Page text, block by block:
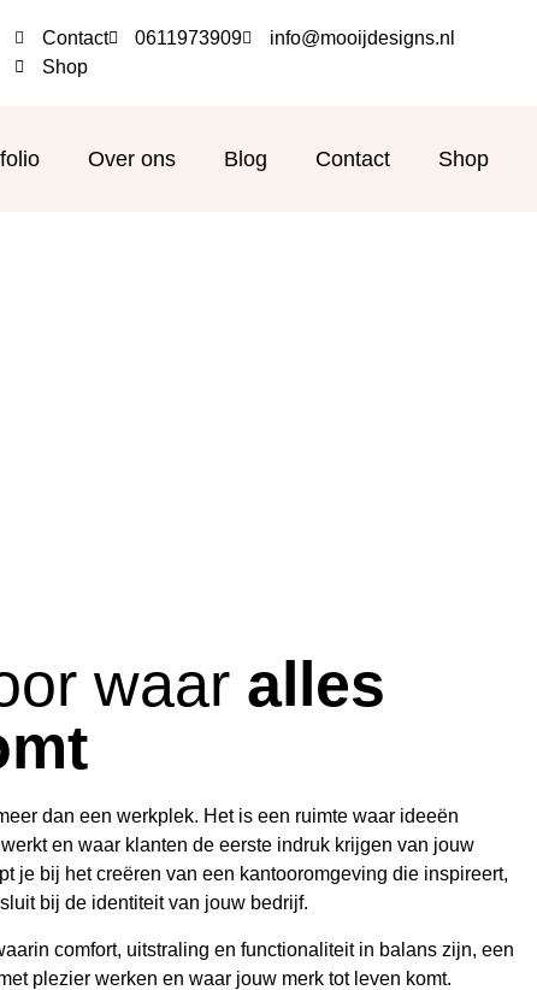
Contact 0611973909
info@mooijdesigns.nl
Shop
Over ons Blog Contact Shop
waar alles
dan een werkplek. Het is een ruimte waar ideeën
en waar klanten de eerste indruk krijgen van jouw
je bij het creëren van een kantooromgeving die inspireert,
bij de identiteit van jouw bedrijf.
comfort, uitstraling en functionaliteit in balans zijn, een
plezier werken en waar jouw merk tot leven komt.